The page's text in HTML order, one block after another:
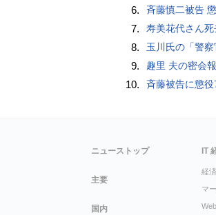
6. 斉藤慎二被告
7. 寿美花代さん
8. 玉川氏の「警
9. 趣里 夫の密会
10. 斉藤被告に懲
ニューストップ
主要
国内
IT
経
マ
Web